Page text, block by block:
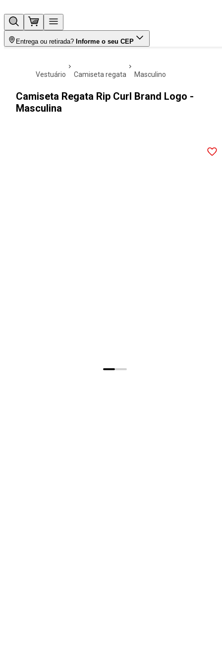
Entrega ou retirada? Informe o seu CEP
vestuário camiseta regata masculino
Camiseta Regata Rip Curl Brand Logo -
Masculina